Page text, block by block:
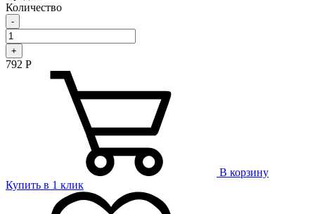
Количество
-
+
792 Р
В корзину
Купить в 1 клик